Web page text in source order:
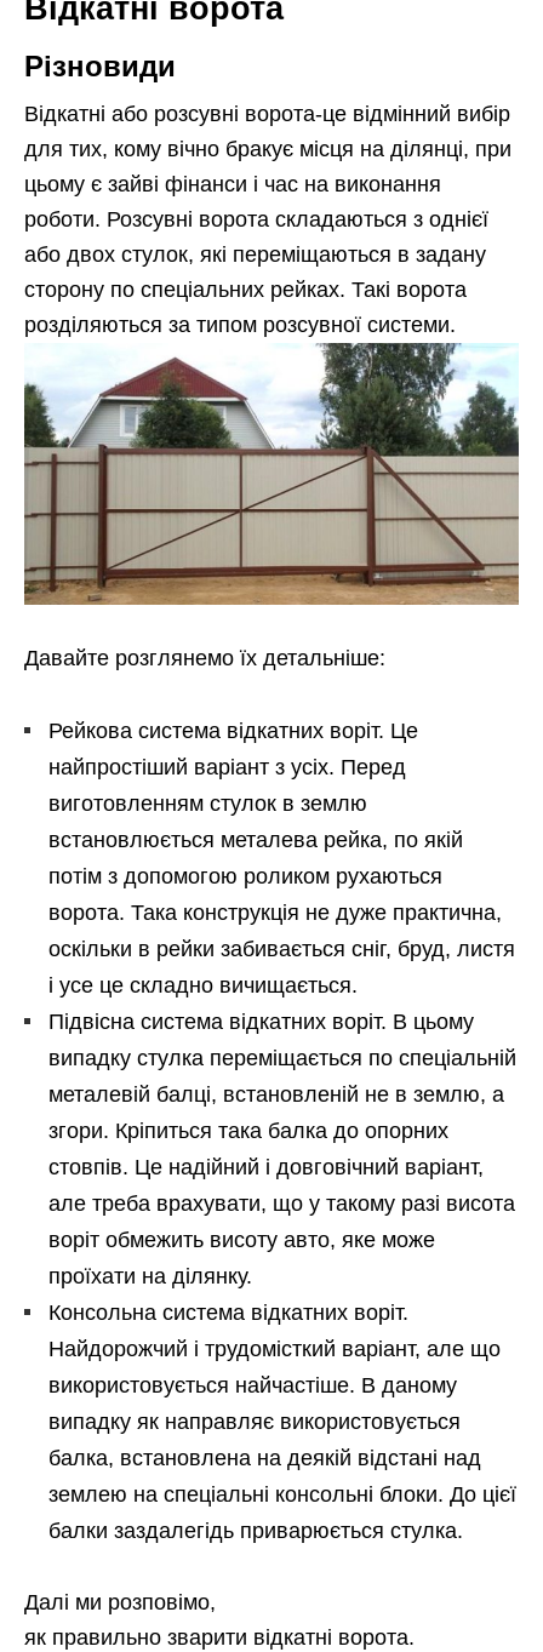
Відкатні ворота
Різновиди
Відкатні або розсувні ворота-це відмінний вибір
для тих, кому вічно бракує місця на ділянці, при
цьому є зайві фінанси і час на виконання
роботи. Розсувні ворота складаються з однієї
або двох стулок, які переміщаються в задану
сторону по спеціальних рейках. Такі ворота
розділяються за типом розсувної системи.
Давайте розглянемо їх детальніше:
Рейкова система відкатних воріт. Це
найпростіший варіант з усіх. Перед
виготовленням стулок в землю
встановлюється металева рейка, по якій
потім з допомогою роликом рухаються
ворота. Така конструкція не дуже практична,
оскільки в рейки забивається сніг, бруд, листя
і усе це складно вичищається.
Підвісна система відкатних воріт. В цьому
випадку стулка переміщається по спеціальній
металевій балці, встановленій не в землю, а
згори. Кріпиться така балка до опорних
стовпів. Це надійний і довговічний варіант,
але треба врахувати, що у такому разі висота
воріт обмежить висоту авто, яке може
проїхати на ділянку.
Консольна система відкатних воріт.
Найдорожчий і трудомісткий варіант, але що
використовується найчастіше. В даному
випадку як направляє використовується
балка, встановлена на деякій відстані над
землею на спеціальні консольні блоки. До цієї
балки заздалегідь приварюється стулка.
Далі ми розповімо,
як правильно зварити відкатні ворота.